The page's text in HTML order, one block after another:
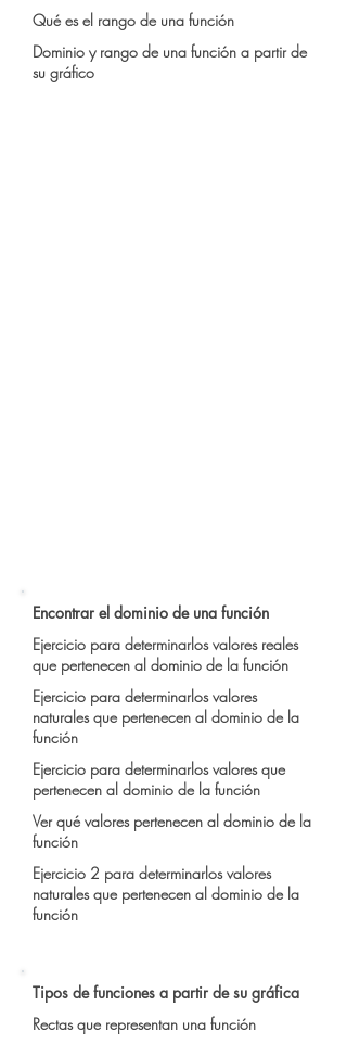
Qué es el rango de una función
Dominio y rango de una función a partir de
su gráfico
Encontrar el dominio de una función
Ejercicio para determinarlos valores reales
que pertenecen al dominio de la función
Ejercicio para determinarlos valores
naturales que pertenecen al dominio de la
función
Ejercicio para determinarlos valores que
pertenecen al dominio de la función
Ver qué valores pertenecen al dominio de la
función
Ejercicio 2 para determinarlos valores
naturales que pertenecen al dominio de la
función
Tipos de funciones a partir de su gráfica
Rectas que representan una función